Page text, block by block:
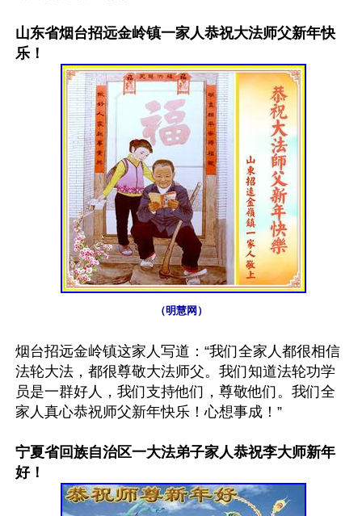
山东省烟台招远金岭镇一家人恭祝大法师父新年快
乐！
（明慧网）
烟台招远金岭镇这家人写道：“我们全家人都很相信
法轮大法，都很尊敬大法师父。我们知道法轮功学
员是一群好人，我们支持他们，尊敬他们。我们全
家人真心恭祝师父新年快乐！心想事成！”
宁夏省回族自治区一大法弟子家人恭祝李大师新年
好！